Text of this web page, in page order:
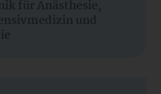
für Anästhesie,
und